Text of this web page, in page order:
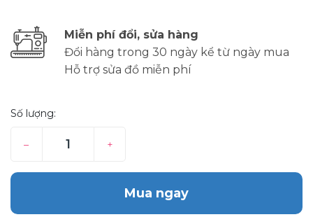
Miễn phí đổi, sửa hàng
Đổi hàng trong 30 ngày kể từ ngày mua
Hỗ trợ sửa đồ miễn phí
Số lượng:
– +
Mua ngay